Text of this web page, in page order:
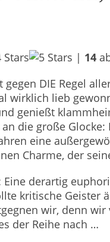
| 14
DIE Regel
wirklich lieb
genießt
die große Glocke:
eine
Charme, der
derartig
kritische Geister
wir, denn
der Reihe nach …